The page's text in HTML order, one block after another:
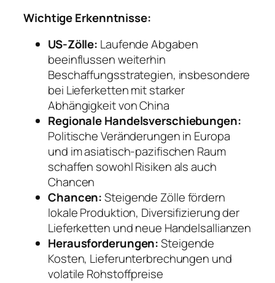
Wichtige Erkenntnisse:
US-Zölle: Laufende Abgaben
beeinflussen weiterhin
Beschaffungsstrategien, insbesondere
bei Lieferketten mit starker
Abhängigkeit von China
Regionale Handelsverschiebungen:
Politische Veränderungen in Europa
und im asiatisch-pazifischen Raum
schaffen sowohl Risiken als auch
Chancen
Chancen:Steigende Zölle fördern
lokale Produktion, Diversifizierung der
Lieferketten und neue Handelsallianzen
Herausforderungen:Steigende
Kosten, Lieferunterbrechungen und
volatile Rohstoffpreise